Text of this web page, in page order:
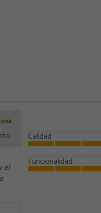
el
Calidad
Funcionalidad